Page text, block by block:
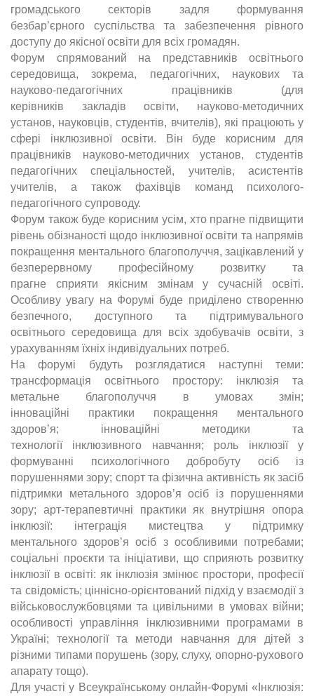
громадського секторів задля формування
безбар’єрного суспільства та забезпечення рівного
доступу до якісної освіти для всіх громадян.
Форум спрямований на представників освітнього
середовища, зокрема, педагогічних, наукових та
науково-педагогічних працівників (для
керівників закладів освіти, науково-методичних
установ, науковців, студентів, вчителів), які працюють у
сфері інклюзивної освіти. Він буде корисним для
працівників науково-методичних установ, студентів
педагогічних спеціальностей, учителів, асистентів
учителів, а також фахівців команд психолого-
педагогічного супроводу.
Форум також буде корисним усім, хто прагне підвищити
рівень обізнаності щодо інклюзивної освіти та напрямів
покращення ментального благополуччя, зацікавлений у
безперервному професійному розвитку та
прагне сприяти якісним змінам у сучасній освіті.
Особливу увагу на Форумі буде приділено створенню
безпечного, доступного та підтримувального
освітнього середовища для всіх здобувачів освіти, з
урахуванням їхніх індивідуальних потреб.
На форумі будуть розглядатися наступні теми:
трансформація освітнього простору: інклюзія та
метальне благополуччя в умовах змін;
інноваційні практики покращення ментального
здоров’я; інноваційні методики та
технології інклюзивного навчання; роль інклюзії у
формуванні психологічного добробуту осіб із
порушеннями зору; спорт та фізична активність як засіб
підтримки метального здоров’я осіб із порушеннями
зору; арт-терапевтичні практики як внутрішня опора
інклюзії: інтеграція мистецтва у підтримку
ментальногоздоров’я осіб з особливими потребами;
соціальні проєкти та ініціативи, щосприяють розвитку
інклюзії в освіті: як інклюзія змінює простори, професії
та свідомість; ціннісно-орієнтований підхід у взаємодії з
військовослужбовцями та цивільними в умовах війни;
особливості управління інклюзивними програмами в
Україні; технології та методи навчання для дітей з
різними типами порушень (зору, слуху, опорно-рухового
апарату тощо).
Для участі у Всеукраїнському онлайн-Форумі «Інклюзія: